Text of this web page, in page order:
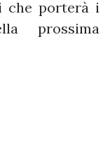
che porterà i
prossima